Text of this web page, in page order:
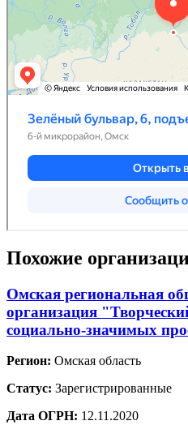
Похожие
Омская региональная
организация
социально-значимых
Регион: Омская область
Статус: Зарегистрированные
Дата ОГРН: 12.11.2020